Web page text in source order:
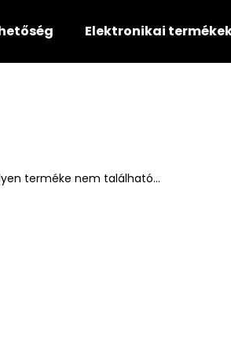
Elektronikai
terméke nem található...